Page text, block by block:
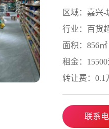
区域：嘉兴-
行业：百货
面积：856㎡
租金：15500
转让费：0.1
联系